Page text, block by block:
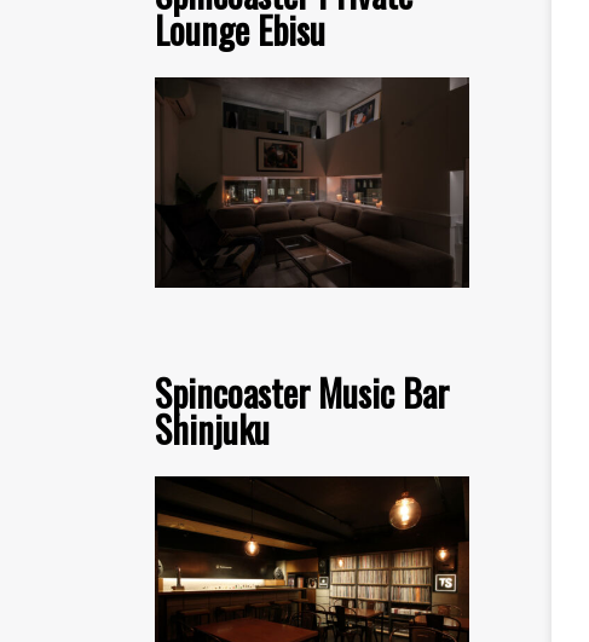
Lounge Ebisu
Spincoaster Music Bar
Shinjuku